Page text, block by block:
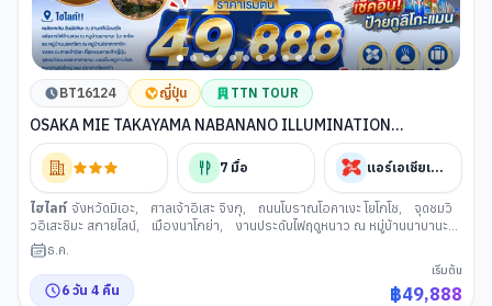
BT16124 ญี่ปุ่น TTN TOUR
OSAKA MIE TAKAYAMA NABANANO ILLUMINATION
DAYFLIGHT BY XJ 6D 4N"ซุปตาร์...เสน่ห์แห่งอิเสะ หิมะแห่งกิฟุ
ต้อนรับปีใหม่" เดย์ไฟล์-กลับดึก 7 มื้อ แอร์เอเชียเอ็กซ์
ไฮไลท์ จังหวัดมิเอะ, ศาลเจ้าอิเสะ จิงกุ, ถนนโบราณโอคาเงะ โยโกโช,
จุดชมวิ
วอิเสะชิมะ สกายไลน์, เมืองนาโกย่า,
งานประดับไฟฤดูหนาว ณ หมู่บ้านนาบานะ
โนะ ซาโตะ
ย่านซาคาเอะ
เมืองโอ
ซาก้า, ศาลเจ้านัมบะยาซากะ
ลาลาพอร์ท
โอซาก้า , อิออน มอลล์ ริงกุ เซ็นนัน
ธ.ค.
6 วัน 4 คืน
เริ่มต้น
฿49,888